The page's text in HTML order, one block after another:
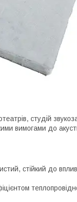
студій
вимогами до
стійкий до